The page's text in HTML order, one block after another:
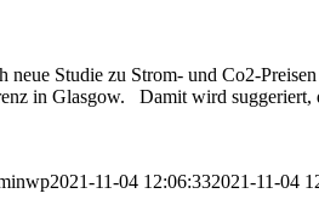
Studie zu Strom- und Co2-
in Glasgow. Damit wird
2021-11-04 12:06:332021-11-04